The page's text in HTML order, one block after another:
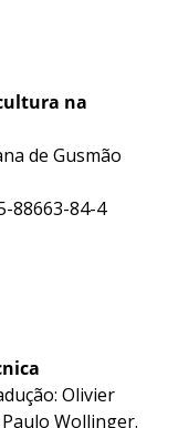
na
de Gusmão
88663-84-4
Olivier
Wollinger.